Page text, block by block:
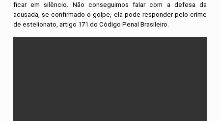
ficar em silêncio. Não conseguimos falar com a defesa da
acusada, se confirmado o golpe, ela pode responder pelo crime
de estelionato, artigo 171 do Código Penal Brasileiro.